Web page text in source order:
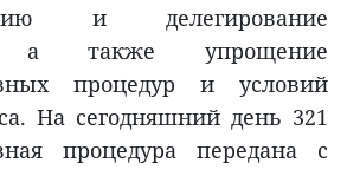
и делегирование
а также упрощение
процедур и условий
На сегодняшний день 321
процедура передана с